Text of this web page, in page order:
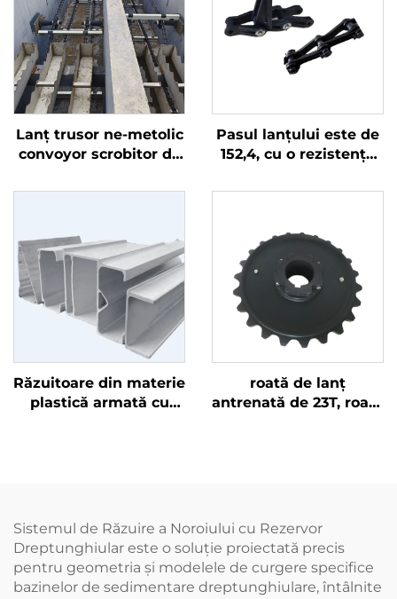
Lanț trusor ne-metolic
convoyor scrobitor de
echipamentele de
Pasul lanțului este de
152,4, cu o rezistență
Produsul este compus
montează ușor și are o
forță de rupere mai
mare de 3 T
Răzuitoare din materie
plastică armată cu
138 mm
roată de lanț
antrenată de 23T, roată
Sistemul de Răzuire a Noroiului cu Rezervor
Dreptunghiular este o soluție proiectată precis
pentru geometria și modelele de curgere specifice
bazinelor de sedimentare dreptunghiulare, întâlnite